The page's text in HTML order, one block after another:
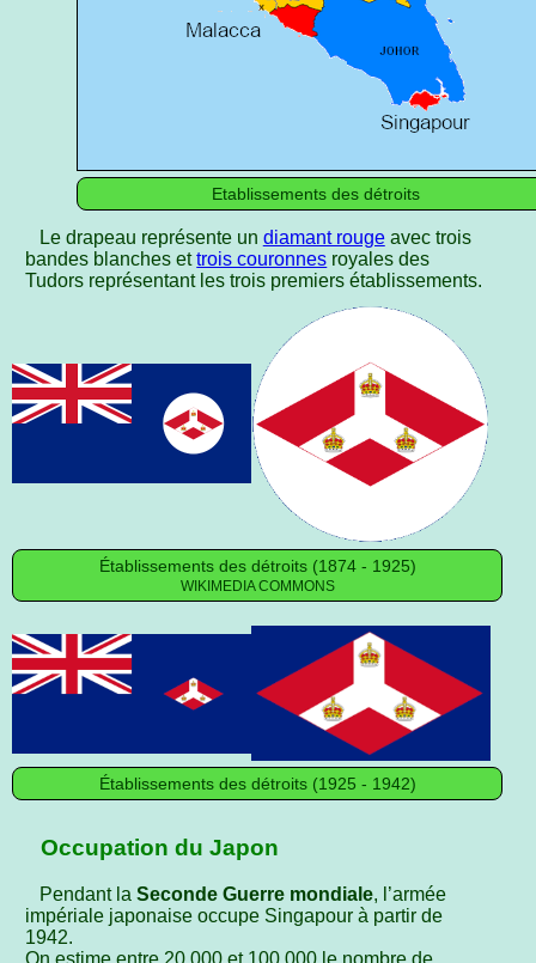
Etablissements des détroits
Le drapeau représente un diamant rougeavec trois
bandes blanches ettrois couronnes royales des
Tudors représentant les trois premiers établissements.
Établissements des détroits (1874 - 1925)
WIKIMEDIA COMMONS
Établissements des détroits (1925 - 1942)
Occupation du Japon
Pendant la Seconde Guerre mondiale, l’armée
impériale japonaise occupe Singapour à partir de
1942.
On estime entre 20 000 et 100 000 le nombre de